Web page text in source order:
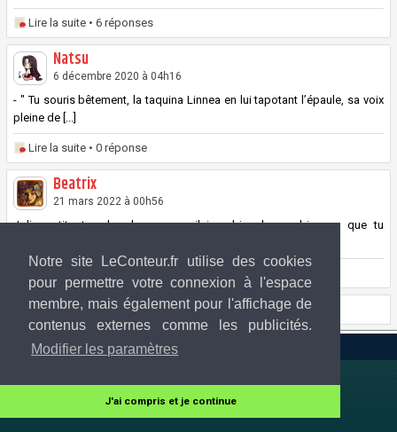
Notre site LeConteur.fr utilise des cookies
pour permettre votre connexion à l'espace
membre, mais également pour l'affichage de
contenus externes comme les publicités.
Modifier les paramètres
J'ai compris et je continue
Lire la suite • 6 réponses
Natsu
6 décembre 2020 à 04h16
- " Tu souris bêtement, la taquina Linnea en lui tapotant l’épaule, sa voix
pleine de [...]
Lire la suite • 0 réponse
Beatrix
21 mars 2022 à 00h56
Jolie petite tranche de voyage, j'aime bien les ambiances que tu
Page 1 sur 1
LeConteur.fr 2013-2026 © Tous droits réservés